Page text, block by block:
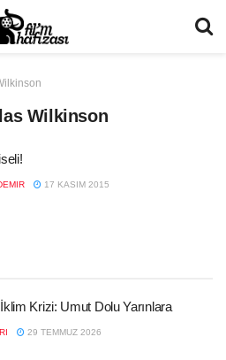
Wilkinson
17 KASIM 2015
Krizi: Umut Dolu Yarınlara
29 TEMMUZ 2026